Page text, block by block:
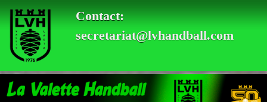
Contact:
secretariat@lvhandball.com
Panneau de gestion des cookies